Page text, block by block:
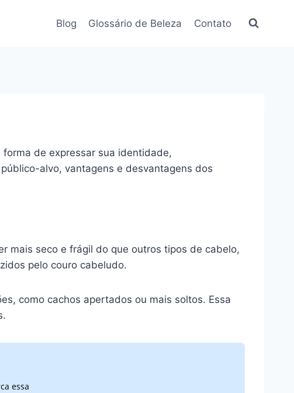
Blog Glossário de Beleza Contato
de expressar sua identidade,
alvo, vantagens e desvantagens dos
mais seco e frágil do que outros tipos de cabelo,
pelo couro cabeludo.
como cachos apertados ou mais soltos. Essa
essa